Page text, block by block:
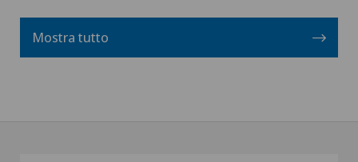
Mostra tutto